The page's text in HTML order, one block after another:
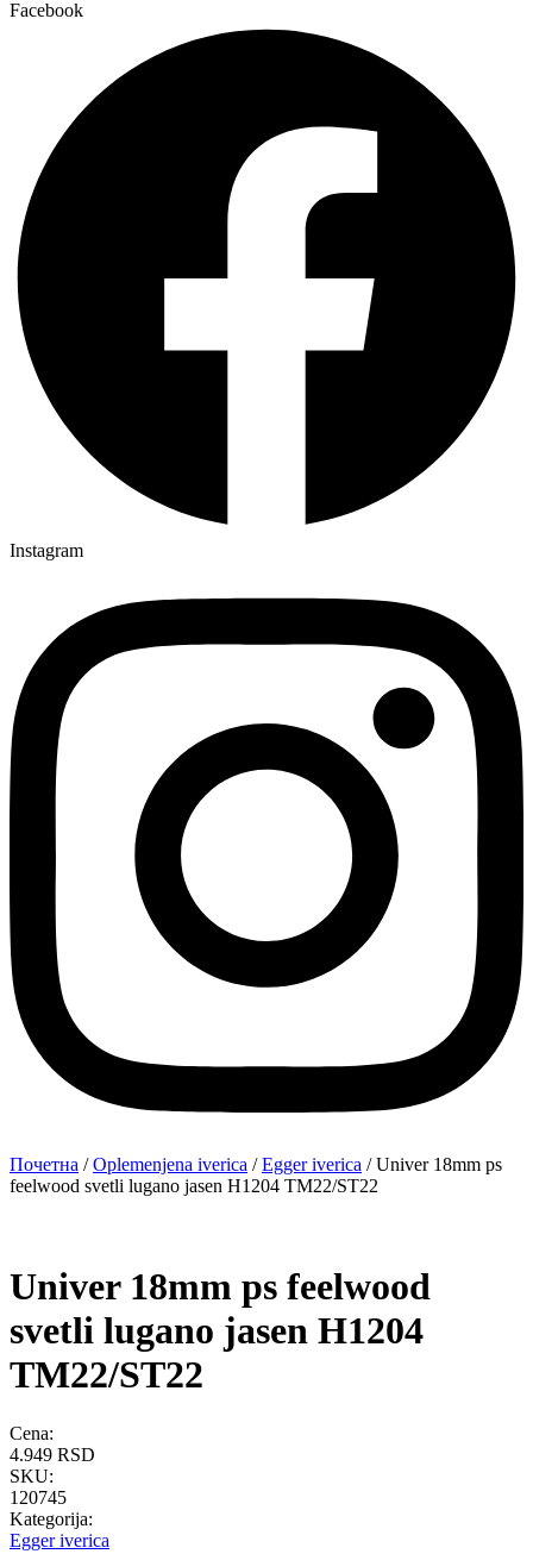
Facebook
Instagram
Почетна /Oplemenjena iverica /Egger iverica / Univer 18mm ps
feelwood svetli lugano jasen H1204 TM22/ST22
Univer 18mm ps feelwood
svetli lugano jasen H1204
TM22/ST22
Cena:
4.949 RSD
SKU:
120745
Kategorija:
Egger iverica